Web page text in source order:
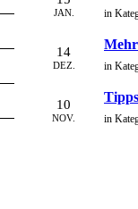
JAN. in
14
DEZ. in
10
NOV. in